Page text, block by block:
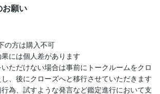
お願い
の方は購入不可
には個人差があります
いただけない場合は事前にトークルームをクロ
、後にクローズへと移行させていただきます
行為、試すような発言など鑑定進行において支